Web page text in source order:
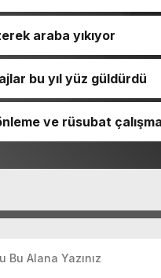
araba yıkıyor
bu yıl yüz güldürdü
ve rüsubat